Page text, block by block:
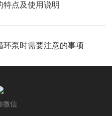
特点及使用说明
环泵时需要注意的事项
微信